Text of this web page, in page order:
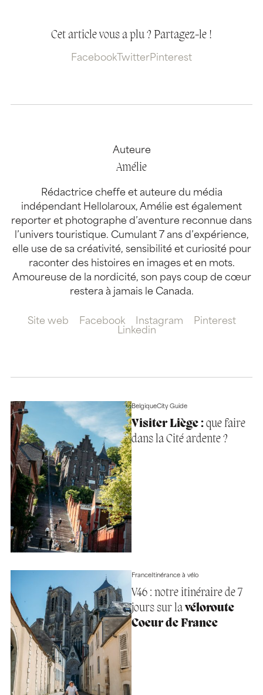
Cet article vous a plu ? Partagez-le !
Facebook TwitterPinterest
Auteure
Amélie
Rédactrice cheffe et auteure du média
indépendant Hellolaroux, Amélie est également
reporter et photographe d’aventure reconnue dans
l’univers touristique. Cumulant 7 ans d’expérience,
elle use de sa créativité, sensibilité et curiosité pour
raconter des histoires en images et en mots.
Amoureuse de la nordicité, son pays coup de cœur
restera à jamais le Canada.
Site web Facebook Instagram
Pinterest
Linkedin
BelgiqueCity Guide
Visiter Liège :que faire
dans la Cité ardente ?
FranceItinérance à vélo
V46 : notre itinéraire de 7
jours sur lavéloroute
Coeur de France